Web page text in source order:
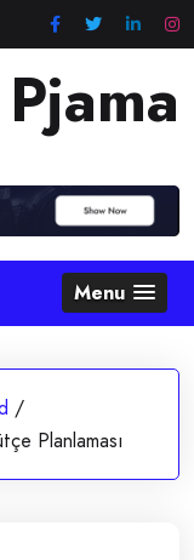
Menu
/
Planlaması